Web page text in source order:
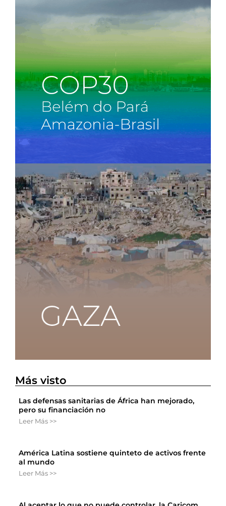
Más visto
Las defensas sanitarias de África han mejorado,
pero su financiación no
Leer Más >>
América Latina sostiene quinteto de activos frente
al mundo
Leer Más >>